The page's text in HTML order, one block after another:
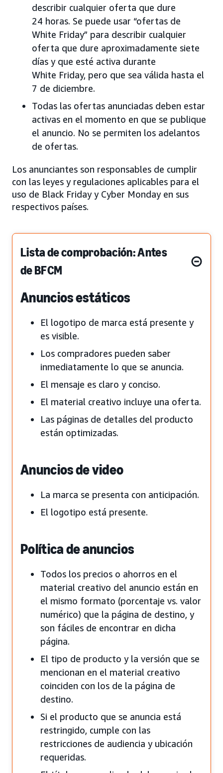
describir cualquier oferta que dure
24 horas. Se puede usar “ofertas de
White Friday” para describir cualquier
oferta que dure aproximadamente siete
días y que esté activa durante
White Friday, pero que sea válida hasta el
7 de diciembre.
Todas las ofertas anunciadas deben estar
activas en el momento en que se publique
el anuncio. No se permiten los adelantos
de ofertas.
Los anunciantes son responsables de cumplir
con las leyes y regulaciones aplicables para el
uso de Black Friday y Cyber Monday en sus
respectivos países.
Lista de comprobación: Antes
de BFCM
Anuncios estáticos
El logotipo de marca está presente y
es visible.
Los compradores pueden saber
inmediatamente lo que se anuncia.
El mensaje es claro y conciso.
El material creativo incluye una oferta.
Las páginas de detalles del producto
están optimizadas.
Anuncios de video
La marca se presenta con anticipación.
El logotipo está presente.
Política de anuncios
Todos los precios o ahorros en el
material creativo del anuncio están en
el mismo formato (porcentaje vs. valor
numérico) que la página de destino, y
son fáciles de encontrar en dicha
página.
El tipo de producto y la versión que se
mencionan en el material creativo
coinciden con los de la página de
destino.
Si el producto que se anuncia está
restringido, cumple con las
restricciones de audiencia y ubicación
requeridas.